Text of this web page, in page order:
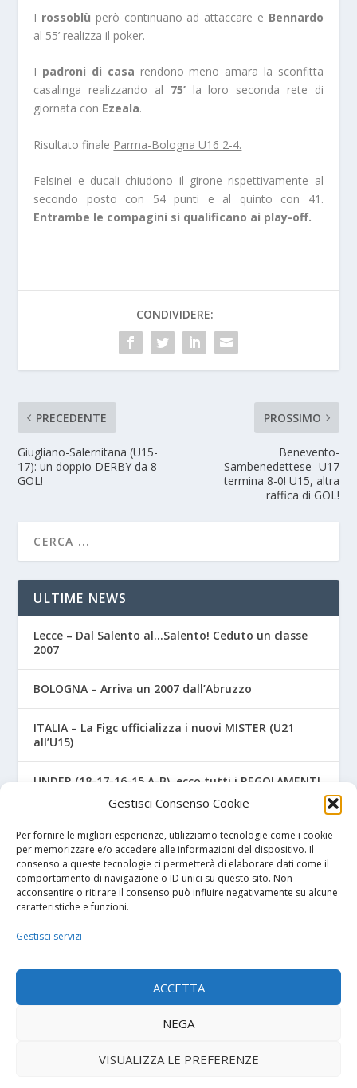
Gestisci Consenso Cookie
Per fornire le migliori esperienze, utilizziamo tecnologie come i cookie
per memorizzare e/o accedere alle informazioni del dispositivo. Il
consenso a queste tecnologie ci permetterà di elaborare dati come il
comportamento di navigazione o ID unici su questo sito. Non
acconsentire o ritirare il consenso può influire negativamente su alcune
caratteristiche e funzioni.
Gestisci servizi
ACCETTA
NEGA
VISUALIZZA LE PREFERENZE
I rossoblù però continuano ad attaccare e Bennardo
al 55’ realizza il poker.
I padroni di casa rendono meno amara la sconfitta
casalinga realizzando al 75’la loro seconda rete di
giornata con Ezeala.
Risultato finale Parma-Bologna U16 2-4.
Felsinei e ducali chiudono il girone rispettivamente al
secondo posto con 54 punti e al quinto con 41.
Entrambe le compagini si qualificano ai play-off.
CONDIVIDERE:
PRECEDENTE
Giugliano-Salernitana (U15-
17): un doppio DERBY da 8
GOL!
PROSSIMO
Benevento-
Sambenedettese- U17
termina 8-0! U15, altra
raffica di GOL!
ULTIME NEWS
Lecce – Dal Salento al…Salento! Ceduto un classe
2007
BOLOGNA – Arriva un 2007 dall’Abruzzo
ITALIA – La Figc ufficializza i nuovi MISTER (U21
all’U15)
UNDER (18-17-16-15 A-B), ecco tutti i REGOLAMENTI
NAPOLI – Tre ex Benevento U17 “svincolati” firmano
per gli azzurri
I NOSTRI SPONSOR